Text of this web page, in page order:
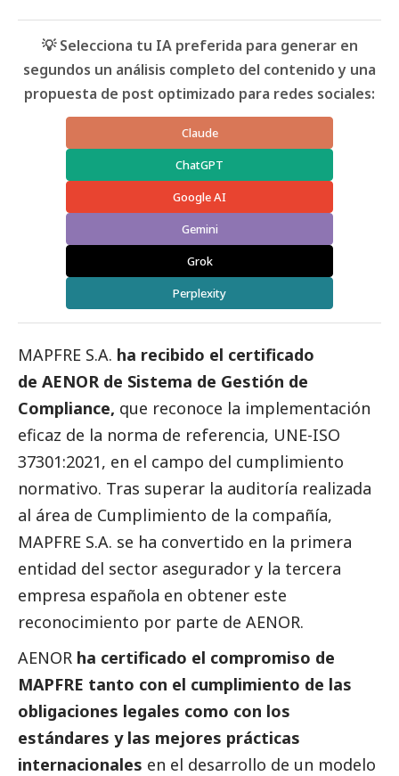
💡 Selecciona tu IA preferida para generar en
segundos un análisis completo del contenido y una
propuesta de post optimizado para redes sociales:
Claude
ChatGPT
Google AI
Gemini
Grok
Perplexity
MAPFRE S.A. ha recibido el certificado
de AENOR de Sistema de Gestión de
Compliance, que reconoce la implementación
eficaz de la norma de referencia, UNE-ISO
37301:2021, en el campo del cumplimiento
normativo. Tras superar la auditoría realizada
al área de Cumplimiento de la compañía,
MAPFRE S.A. se ha convertido en la primera
entidad del sector asegurador y la tercera
empresa española en obtener este
reconocimiento por parte de AENOR.
AENOR ha certificado el compromiso de
MAPFRE tanto con el cumplimiento de las
obligaciones legales como con los
estándares y las mejores prácticas
internacionales en el desarrollo de un modelo